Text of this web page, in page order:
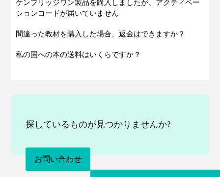
ケンブリッジワン製品を購入しましたが、アクティベー
ションコードが届いていません
間違った教材を購入した場合、返金はできますか？
私の国への本の送料はいくらですか？
探しているものが見つかりませんか?
お問い合わせ